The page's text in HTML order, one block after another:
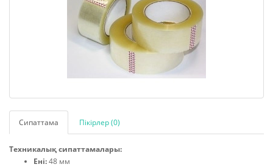
Сипаттама Пікірлер (0)
Техникалық сипаттамалары:
Ені:48 мм